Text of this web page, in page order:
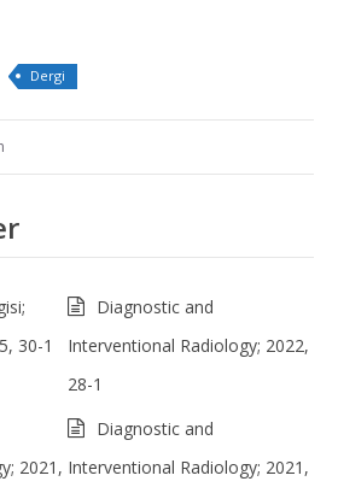
Dergi
30-1
Diagnostic and
Interventional Radiology; 2022,
28-1
2021,
Diagnostic and
Interventional Radiology; 2021,